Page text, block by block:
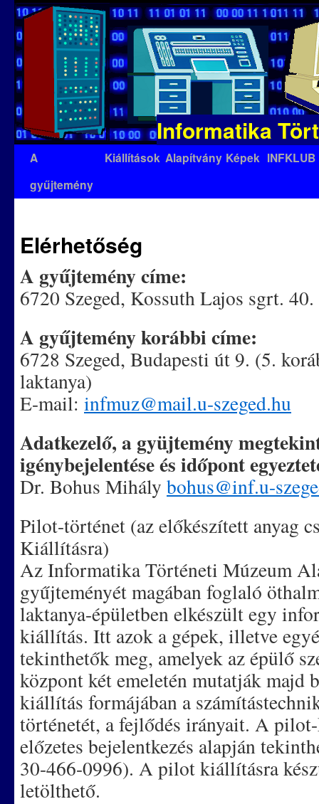
Informatika
Kilépés
A
gyűjtemény
Kiállítások Alapítvány Képek INFKLUB
Elérhetőség
A gyűjtemény címe:
6720 Szeged, Kossuth Lajos sgrt.
A gyűjtemény korábbi címe:
6728 Szeged, Budapesti út 9. (5.
laktanya)
E-mail: infmuz@mail.u-szeged.hu
Adatkezelő, a gyüjtemény
igénybejelentése és időpont
Dr. Bohus Mihály bohus@inf.u-
Pilot-történet (az előkészített anyag
Kiállításra)
Az Informatika Történeti Múzeum
gyűjteményét magában foglaló
laktanya-épületben elkészült egy
kiállítás. Itt azok a gépek, illetve
tekinthetők meg, amelyek az épülő
központ két emeletén mutatják majd
kiállítás formájában a
történetét, a fejlődés irányait. A
előzetes bejelentkezés alapján
30-466-0996). A pilot kiállításra
letölthető.